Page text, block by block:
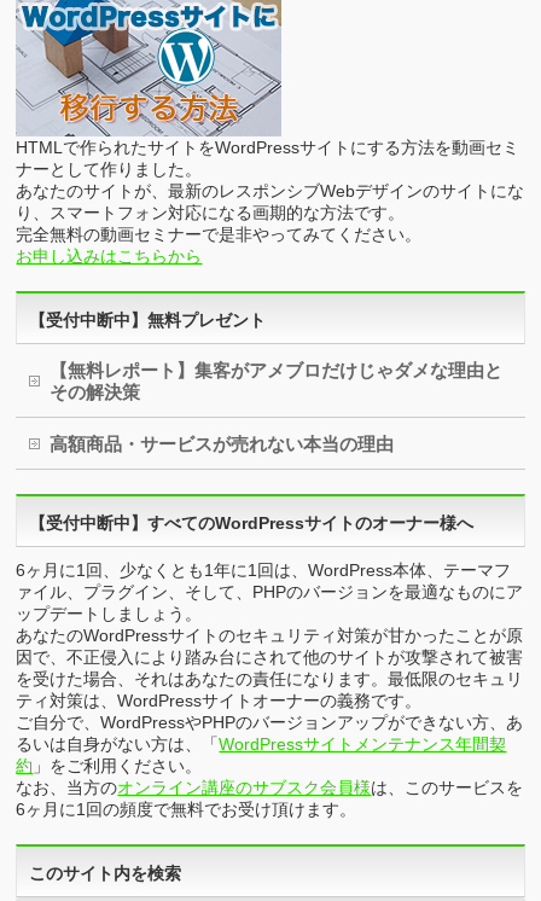
HTMLで作られたサイトをWordPressサイトにする方法を動画セミ
ナーとして作りました。
あなたのサイトが、最新のレスポンシブWebデザインのサイトにな
り、スマートフォン対応になる画期的な方法です。
完全無料の動画セミナーで是非やってみてください。
お申し込みはこちらから
【受付中断中】無料プレゼント
【無料レポート】集客がアメブロだけじゃダメな理由と
その解決策
高額商品・サービスが売れない本当の理由
【受付中断中】すべてのWordPressサイトのオーナー様へ
6ヶ月に1回、少なくとも1年に1回は、WordPress本体、テーマフ
ァイル、プラグイン、そして、PHPのバージョンを最適なものにア
ップデートしましょう。
あなたのWordPressサイトのセキュリティ対策が甘かったことが原
因で、不正侵入により踏み台にされて他のサイトが攻撃されて被害
を受けた場合、それはあなたの責任になります。最低限のセキュリ
ティ対策は、WordPressサイトオーナーの義務です。
ご自分で、WordPressやPHPのバージョンアップができない方、あ
るいは自身がない方は、「WordPressサイトメンテナンス年間契
約 」をご利用ください。
なお、当方のオンライン講座のサブスク会員様は、このサービスを
6ヶ月に1回の頻度で無料でお受け頂けます。
このサイト内を検索